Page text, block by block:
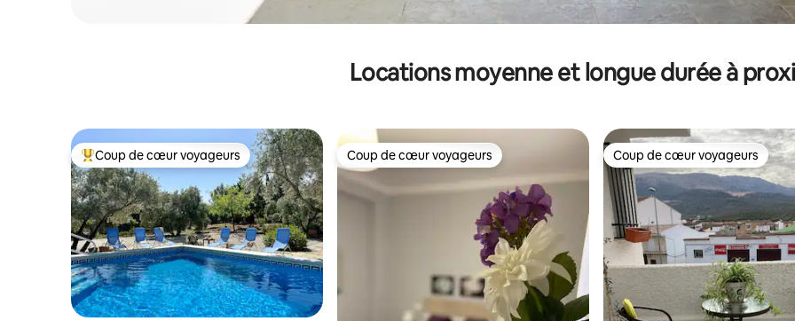
Locations moyenne et longue durée à
Coups de cœur voyageurs les plus appréciés
Coup de cœur voyageurs Coup de cœur voyageurs
Coup de cœur voyageurs Coup de cœur voyageurs
Coup de cœur voyageurs